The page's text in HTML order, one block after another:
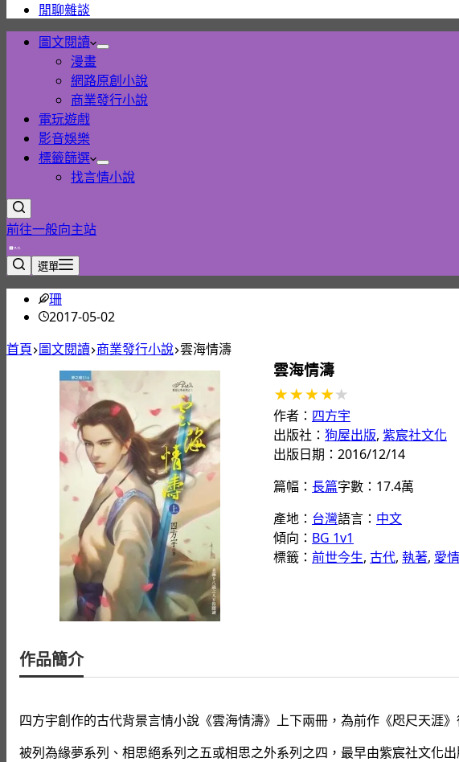
閒聊雜談
圖文閱讀
漫畫
網路原創小說
商業發行小說
電玩遊戲
影音娛樂
標籤篩選
找言情小說
前往一般向主站
選單
珊
2017-05-02
首頁 圖文閱讀 商業發行小說 雲海情濤
雲海情濤
作者： 四方宇
出版社： 狗屋出版, 紫宸社文化
出版日期：2016/12/14
篇幅： 長篇字數：17.4萬
產地： 台灣語言： 中文
傾向： BG 1v1
標籤： 前世今生, 古代, 執著, 愛情
作品簡介
四方宇創作的古代背景言情小說《雲海情濤》上下兩冊，為前作《咫尺天涯
被列為緣夢系列、相思絕系列之五或相思之外系列之四，最早由紫宸社文化